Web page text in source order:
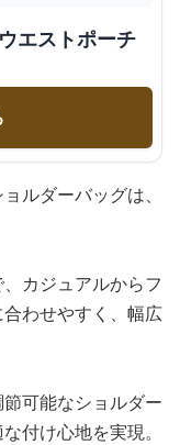
エストポーチ
ルダーバッグは、
カジュアルからフ
わせやすく、幅広
可能なショルダー
付け心地を実現。